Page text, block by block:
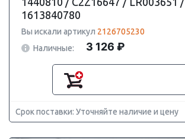
1613840780
Вы искали артикул 2126705230
Наличные:
3 126 ₽
Срок поставки: Уточняйте наличие и цену